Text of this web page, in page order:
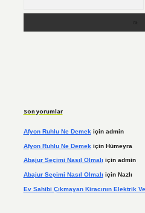
Son yorumlar
Afyon Ruhlu Ne Demek için admin
Afyon Ruhlu Ne Demek için Hümeyra
Abajur Seçimi Nasıl Olmalı için admin
Abajur Seçimi Nasıl Olmalı için Nazlı
Ev Sahibi Çıkmayan Kiracının Elektrik